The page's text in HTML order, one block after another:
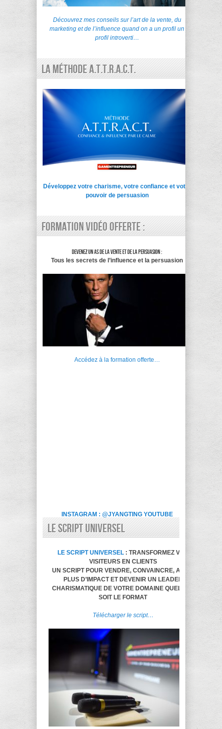
Découvrez mes conseils sur l’art de la vente, du
marketing et de l’influence quand on a un profil un
profil introverti…
La Méthode A.T.T.R.A.C.T.
Développez votre charisme, votre confiance et votre
pouvoir de persuasion
Formation vidéo offerte :
Devenez un as de la vente et de la persuasion :
Tous les secrets de l’influence et la persuasion
Accédez à la formation offerte…
INSTAGRAM : @JYANGTING YOUTUBE
LE SCRIPT UNIVERSEL
LE SCRIPT UNIVERSEL : TRANSFORMEZ VOS
VISITEURS EN CLIENTS
UN SCRIPT POUR VENDRE, CONVAINCRE, AVOIR
PLUS D’IMPACT ET DEVENIR UN LEADER
CHARISMATIQUE DE VOTRE DOMAINE QUELQUE
SOIT LE FORMAT
Télécharger le script…